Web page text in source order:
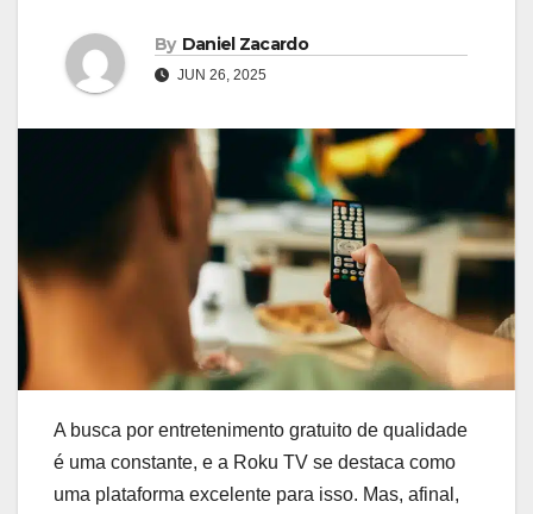
By Daniel Zacardo
JUN 26, 2025
A busca por entretenimento gratuito de qualidade
é uma constante, e a Roku TV se destaca como
uma plataforma excelente para isso. Mas, afinal,